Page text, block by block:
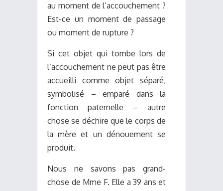
au moment de l’accouchement ?
Est-ce un moment de passage
ou moment de rupture ?
Si cet objet qui tombe lors de
l’accouchement ne peut pas être
accueilli comme objet séparé,
symbolisé – emparé dans la
fonction paternelle – autre
chose se déchire que le corps de
la mère et un dénouement se
produit.
Nous ne savons pas grand-
chose de Mme F. Elle a 39 ans et